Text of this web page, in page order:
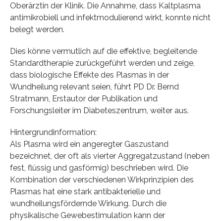
Oberärztin der Klinik. Die Annahme, dass Kaltplasma
antimikrobiell und infektmodulierend wirkt, konnte nicht
belegt werden.
Dies könne vermutlich auf die effektive, begleitende
Standardtherapie zurückgeführt werden und zeige,
dass biologische Effekte des Plasmas in der
Wundheilung relevant seien, führt PD Dr. Bernd
Stratmann, Erstautor der Publikation und
Forschungsleiter im Diabeteszentrum, weiter aus.
Hintergrundinformation:
Als Plasma wird ein angeregter Gaszustand
bezeichnet, der oft als vierter Aggregatzustand (neben
fest, flüssig und gasförmig) beschrieben wird. Die
Kombination der verschiedenen Wirkprinzipien des
Plasmas hat eine stark antibakterielle und
wundheilungsfördernde Wirkung. Durch die
physikalische Gewebestimulation kann der